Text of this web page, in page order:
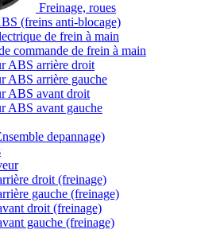
Freinage, roues
(freins anti-blocage)
de frein à main
commande de frein à main
ABS arrière droit
ABS arrière gauche
ABS avant droit
ABS avant gauche
depannage)
droit (freinage)
gauche (freinage)
droit (freinage)
gauche (freinage)